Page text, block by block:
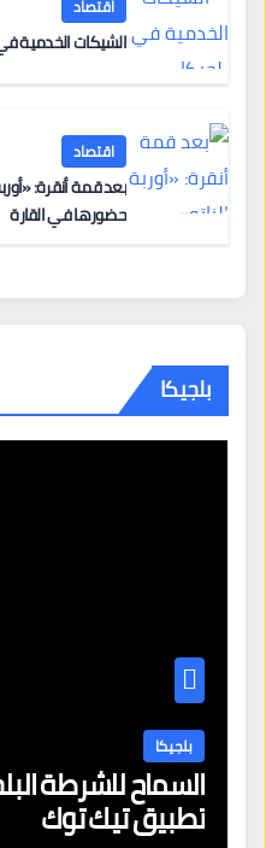
اقتصاد
الشيكات الخدمية
اقتصاد
بعد قمة أنقرة:
حضورها في القارة
بلجيكا
بلجيكا
السماح للشرطة
تطبيق تيك توك